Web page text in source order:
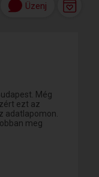
Üzenj
Még
ezt az
adatlapomon.
meg